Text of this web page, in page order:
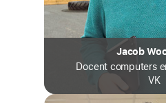
Jacob
Docent computers
VK